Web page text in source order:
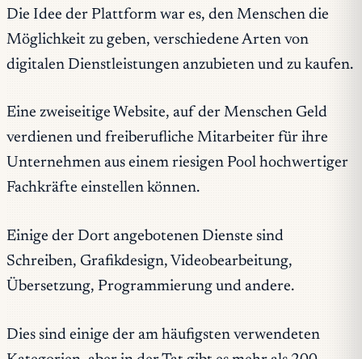
Die Idee der Plattform war es, den Menschen die
Möglichkeit zu geben, verschiedene Arten von
digitalen Dienstleistungen anzubieten und zu kaufen.
Eine zweiseitige Website, auf der Menschen Geld
verdienen und freiberufliche Mitarbeiter für ihre
Unternehmen aus einem riesigen Pool hochwertiger
Fachkräfte einstellen können.
Einige der Dort angebotenen Dienste sind
Schreiben, Grafikdesign, Videobearbeitung,
Übersetzung, Programmierung und andere.
Dies sind einige der am häufigsten verwendeten